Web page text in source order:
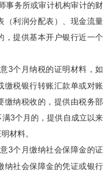
事务所或审计机构审计的财
（利润分配表）、现金流量
，提供基本开户银行近一个
3个月纳税的证明材料，如
缴税银行转账汇款单或对账
缴纳税收的，提供由税务部
3个月的，提供自成立以来
材料。
3个月缴纳社会保障金的证
纳社会保障金的凭证或银行